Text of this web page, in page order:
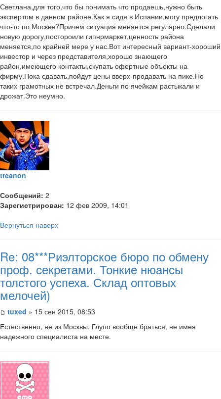
Светлана,для того,что бы понимать что продаешь,нужно быть
экспертом в данном районе.Как я сидя в Испании,могу предлогать
что-то по Москве?Причем ситуация меняется регулярно.Сделали
новую дорогу,постороили гипнрмаркет,ценность района
меняется,по крайней мере у нас.Вот интересный вариант-хороший
инвестор и через представителя,хорошо знающего
район,имеющего контакты,скупать офертные объекты на
фирму.Пока сдавать,пойдут цены вверх-продавать на пике.Но
таких грамотных не встречал.Деньги по ячейкам растыкали и
дрожат.Это неумно.
treanon
Сообщений: 2
Зарегистрирован: 12 фев 2009, 14:01
Вернуться наверх
Re: 08***Риэлторское бюро по обмену
проф. секретами. Тонкие нюансы
толстого успеха. Склад оптовых
мелочей)
tuxed » 15 сен 2015, 08:53
Естественно, не из Москвы. Глупо вообще браться, не имея
надежного специалиста на месте.